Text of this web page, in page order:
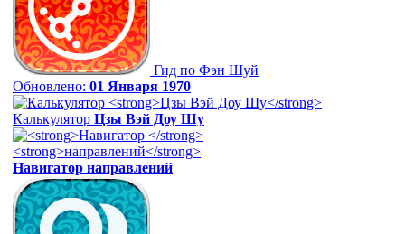
Гид по Фэн Шуй
Обновлено: 01 Января 1970
Калькулятор Цзы Вэй Доу Шу
Навигатор направлений